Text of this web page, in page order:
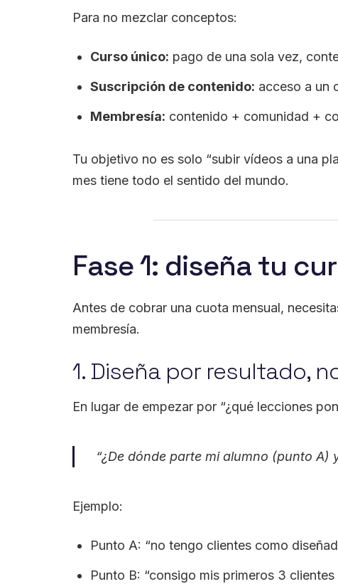
Para no mezclar conceptos:
Curso único: pago de una sola vez,
Suscripción de contenido: acceso a un
Membresía: contenido + comunidad +
Tu objetivo no es solo “subir vídeos a una
mes tiene todo el sentido del mundo.
Fase 1: diseña tu
Antes de cobrar una cuota mensual,
membresía.
1. Diseña por resultado,
En lugar de empezar por “¿qué lecciones
“¿De dónde parte mi alumno (punto
Ejemplo:
Punto A: “no tengo clientes como
Punto B: “consigo mis primeros 3